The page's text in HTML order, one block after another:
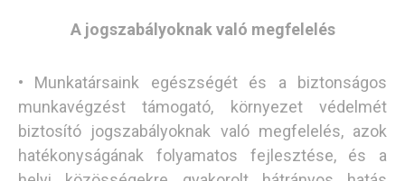
A jogszabályoknak való megfelelés
• Munkatársaink egészségét és a biztonságos
munkavégzést támogató, környezet védelmét
biztosító jogszabályoknak való megfelelés, azok
hatékonyságának folyamatos fejlesztése, és a